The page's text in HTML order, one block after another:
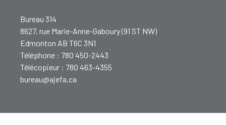
Bureau 314
8627, rue Marie-Anne-Gaboury (91 ST NW)
Edmonton AB T6C 3N1
Téléphone : 780 450-2443
Télécopieur : 780 463-4355
bureau@ajefa.ca